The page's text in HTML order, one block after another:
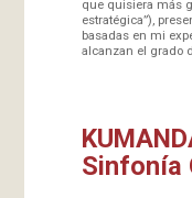
que quisiera más
estratégica”),
basadas en mi
alcanzan el grado
Sinfonía